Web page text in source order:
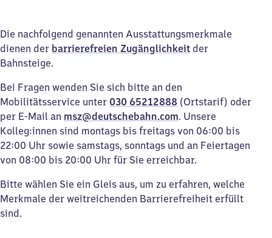
Die nachfolgend genannten Ausstattungsmerkmale
dienen der barrierefreien Zugänglichkeit der
Bahnsteige.
Bei Fragen wenden Sie sich bitte an den
Mobilitätsservice unter 030 65212888 (Ortstarif) oder
per E-Mail an msz@deutschebahn.com. Unsere
Kolleg:innen sind montags bis freitags von 06:00 bis
22:00 Uhr sowie samstags, sonntags und an Feiertagen
von 08:00 bis 20:00 Uhr für Sie erreichbar.
Bitte wählen Sie ein Gleis aus, um zu erfahren, welche
Merkmale der weitreichenden Barrierefreiheit erfüllt
sind.